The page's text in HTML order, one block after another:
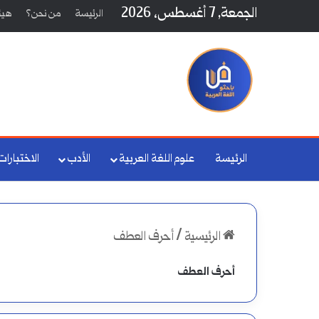
الجمعة, 7 أغسطس، 2026 الرئيسة من نحن؟
الرئيسة علوم اللغة العربية الأدب
الرئيسية /أحرف العطف
أحرف العطف